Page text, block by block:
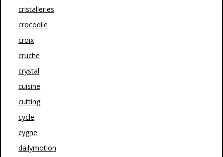
cristalleries
crocodile
croix
cruche
crystal
cuisine
cutting
cycle
cygne
dailymotion